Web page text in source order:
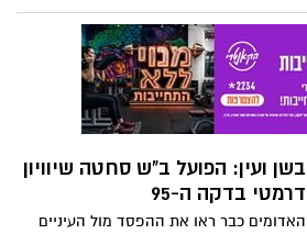
במטרה לעצור את רצף ההפסדים ולחגוג
ניצחון ראשון העונה מול העולה החדשה
מרעננה, במפגש ראשון אי פעם בין הקבוצות
בליגת ווינר סל.
בשן ועין: הפועל ב"ש סחטה שיוויון
דרמטי בדקה ה-95
האדומים כבר ראו את ההפסד מול העיניים